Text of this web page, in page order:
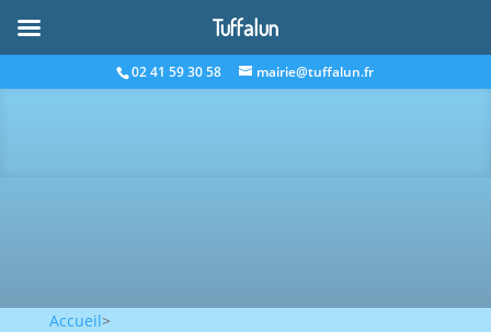
02 41 59 30 58 mairie@tuffalun.fr
Accueil>
Tuffalun